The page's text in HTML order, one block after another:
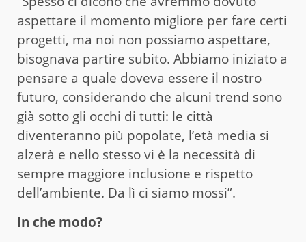
aspettare il momento migliore per fare certi
progetti, ma noi non possiamo aspettare,
bisognava partire subito. Abbiamo iniziato a
pensare a quale doveva essere il nostro
futuro, considerando che alcuni trend sono
già sotto gli occhi di tutti: le città
diventeranno più popolate, l’età media si
alzerà e nello stesso vi è la necessità di
sempre maggiore inclusione e rispetto
dell’ambiente. Da lì ci siamo mossi”.
In che modo?